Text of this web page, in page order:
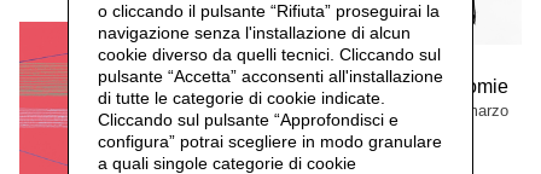
Manuela Bieri
Manuela Bieri. Tassonomie
dal 9 novembre 2025 al 22 marzo
2026
MOSTRE
o cliccando il pulsante “Rifiuta” proseguirai la
navigazione senza l'installazione di alcun
cookie diverso da quelli tecnici. Cliccando sul
pulsante “Accetta” acconsenti all'installazione
di tutte le categorie di cookie indicate.
Cliccando sul pulsante “Approfondisci e
configura” potrai scegliere in modo granulare
a quali singole categorie di cookie